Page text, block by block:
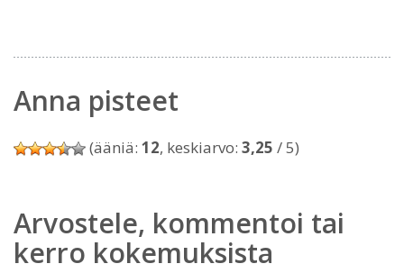
Anna pisteet
(ääniä: 12, keskiarvo: 3,25 / 5)
Arvostele, kommentoi tai
kerro kokemuksista